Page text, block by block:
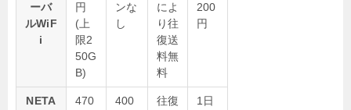
ーバ
ルWiF
i
円
(上
限2
50G
B)
ンな
し
によ
り往
復送
料無
料
200
円
NETA
470
400
往復
1日